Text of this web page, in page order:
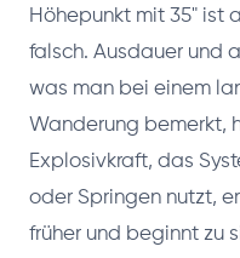
Höhepunkt mit 35" ist
falsch. Ausdauer und
was man bei einem
Wanderung bemerkt,
Explosivkraft, das
oder Springen nutzt,
früher und beginnt zu